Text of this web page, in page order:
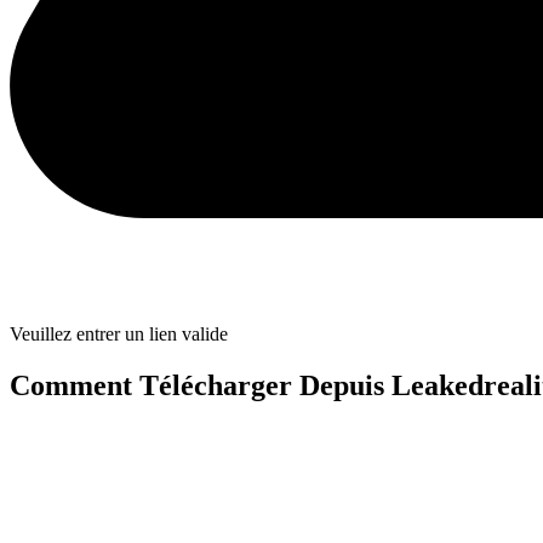
Veuillez entrer un lien valide
Comment Télécharger Depuis